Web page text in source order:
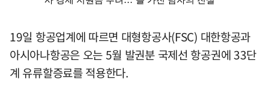
19일 항공업계에 따르면 대형항공사(FSC) 대한항공과
아시아나항공은 오는 5월 발권분 국제선 항공권에 33단
계 유류할증료를 적용한다.